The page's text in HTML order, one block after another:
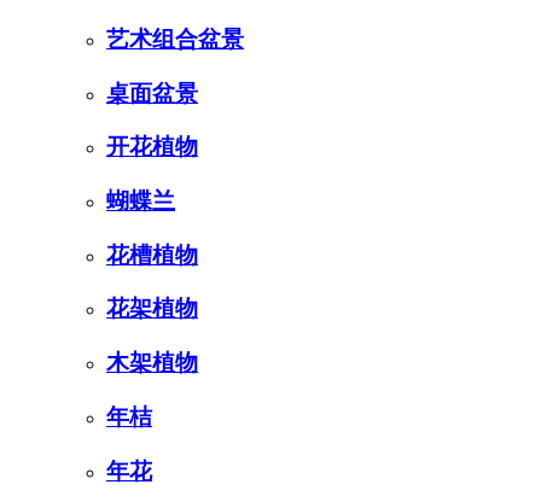
艺术组合盆景
桌面盆景
开花植物
蝴蝶兰
花槽植物
花架植物
木架植物
年桔
年花